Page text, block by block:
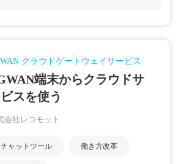
クラウドゲートウェイサービス
端末からクラウドサ
スを使う
会社レコモット
チャットツール 働き方改革